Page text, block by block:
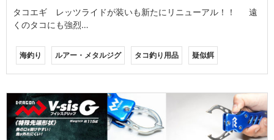
タコエギ レッツライドが装いも新たにリニューアル！！ 遠
くのタコにも強烈…
海釣り ルアー・メタルジグ タコ釣り用品 疑似餌